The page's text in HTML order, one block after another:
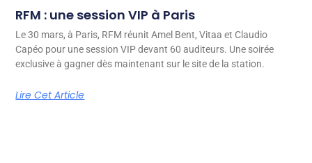
RFM : une session VIP à Paris
Le 30 mars, à Paris, RFM réunit Amel Bent, Vitaa et Claudio
Capéo pour une session VIP devant 60 auditeurs. Une soirée
exclusive à gagner dès maintenant sur le site de la station.
Lire Cet Article